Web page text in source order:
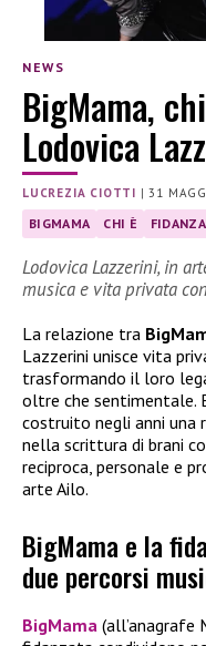
NEWS
BigMama,
Lodovica
LUCREZIA CIOTTI |31
BIGMAMA CHI È
Lodovica Lazzerini, in
musica e vita privata
La relazione tra
Lazzerini unisce vita
trasformando il loro
oltre che sentimentale.
costruito negli anni una
nella scrittura di brani
reciproca, personale e
arte Ailo.
BigMama e la
due percorsi
BigMama (all’anagrafe